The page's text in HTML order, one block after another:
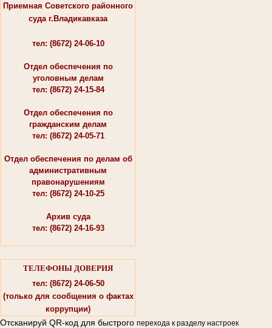
Приемная Советского районного
суда г.Владикавказа
тел: (8672) 24-06-10
Отдел обеспечения по
уголовным делам
тел: (8672) 24-15-84
Отдел обеспечения по
гражданским делам
тел: (8672) 24-05-71
Отдел обеспечения по делам об
административным
правонарушениям
тел: (8672) 24-10-25
Архив суда
тел: (8672) 24-16-93
ТЕЛЕФОНЫ ДОВЕРИЯ
тел: (8672) 24-06-50
(только для сообщения о фактах
коррупции)
Отсканируй QR-код для быстрого перехода к разделу настроек